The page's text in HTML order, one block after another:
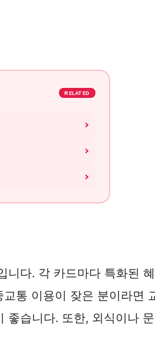
RELATED
다. 각 카드마다 특화된
통 이용이 잦은 분이라면
습니다. 또한, 외식이나